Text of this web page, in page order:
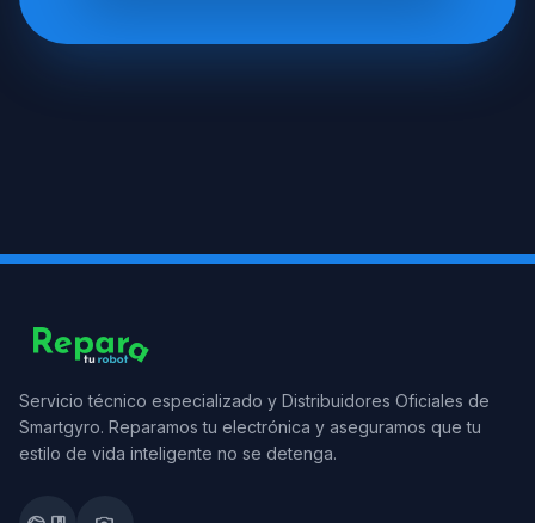
Servicio técnico especializado y Distribuidores Oficiales de
Smartgyro. Reparamos tu electrónica y aseguramos que tu
estilo de vida inteligente no se detenga.